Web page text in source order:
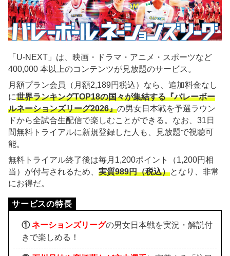
「U-NEXT」は、映画・ドラマ・アニメ・スポーツなど
400,000 本以上のコンテンツが見放題のサービス。
月額プラン会員（月額2,189円税込）なら、追加料金なし
に世界ランキングTOP18の国々が集結する『バレーボー
ルネーションズリーグ2026』の男女日本戦を予選ラウン
ドから全試合生配信で楽しむことができる。なお、31日
間無料トライアルに新規登録した人も、見放題で視聴可
能。
無料トライアル終了後は毎月1,200ポイント（1,200円相
当）が付与されるため、 実質989円（税込）となり、非常
にお得だ。
① ネーションズリーグの男女日本戦を実況・解説付
きで楽しめる！